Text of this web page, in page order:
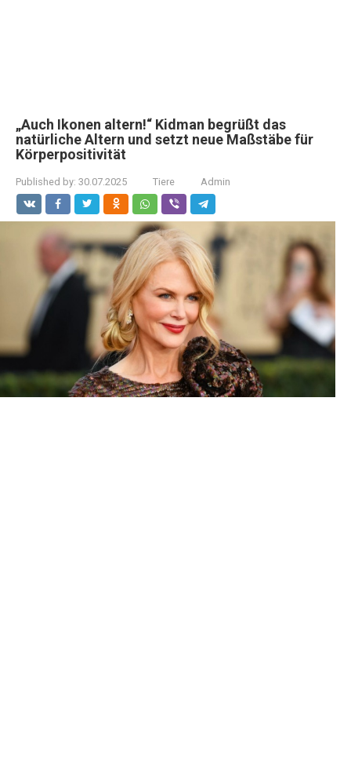
„Auch Ikonen altern!“ Kidman begrüßt das
natürliche Altern und setzt neue Maßstäbe für
Körperpositivität
Published by: 30.07.2025 Tiere Admin